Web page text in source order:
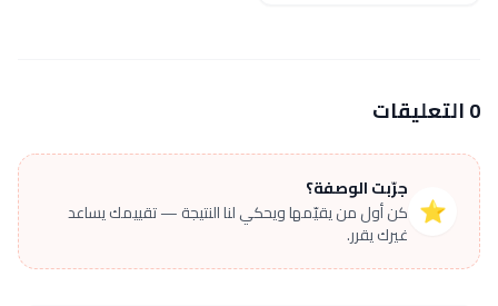
0 التعليقات
⭐
جرّبت الوصفة؟
كن أول من يقيّمها ويحكي لنا النتيجة — تقييمك يساعد
غيرك يقرر.